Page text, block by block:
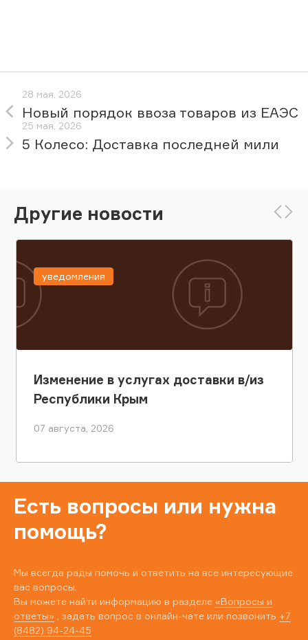
28 мая, 2026
Новый порядок ввоза товаров из ЕАЭС
25 мая, 2026
5 Колесо: Доставка последней мили
Другие новости
Изменение в услугах доставки в/из
Республики Крым
07 августа, 2026
уведомления
Есть вопросы или нужна
помощь?
Мы всегда рады помочь и ответить на все интересующие
вас вопросы.
Вы можете найти информацию в разделе «Вопросы и
ответы» , задать вопрос в онлайн-чате или позвонить +7
(8482) 94-24-45